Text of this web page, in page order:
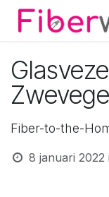
Overslaan naar
Fiber-to-the-
8 januari 2022